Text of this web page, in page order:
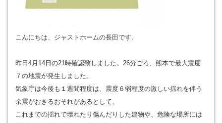
こんにちは、ジャストホームの長田です。
昨日4月14日の21時確認致しました。26分ごろ、熊本で最大震度
７の地震が発生しました。
気象庁は今後も１週間程度は、震度６弱程度の激しい揺れを伴う
余震がおきるおそれがあるとして、
これまでの揺れで壊れたり傷んだりした建物や、危険な場所には